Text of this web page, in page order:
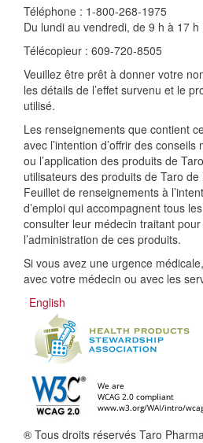
Téléphone : 1-800-268-1975
Du lundi au vendredi, de 9 h à 17 h
Télécopieur : 609-720-8505
Veuillez être prêt à donner votre
les détails de l’effet survenu et le
utilisé.
Les renseignements que contient
avec l’intention d’offrir des conseils
ou l’application des produits de
utilisateurs des produits de Taro
Feuillet de renseignements à
d’emploi qui accompagnent tous
consulter leur médecin traitant
l’administration de ces produits.
Si vous avez une urgence
avec votre médecin ou avec les
English
® Tous droits réservés Taro